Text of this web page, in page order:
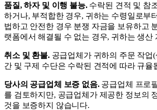
품질, 하자 및 이행 불능.수락된 견적 및 참
하거나, 부적합한 경우, 귀하는 수령일로부
법하고 안전한 경우 분쟁 자금을 보유하고
랫폼에서 해결될 수 없는 경우, 귀하는 생
취소 및 환불.공급업체가 귀하의 주문 작업(
간 및 구제 수단은 수락된 견적에 따라 규
당사의 공급업체 보증 없음.공급업체 프로
를 검토하지만, 공급업체가 제공한 정보의
것을 보증하지 않습니다.